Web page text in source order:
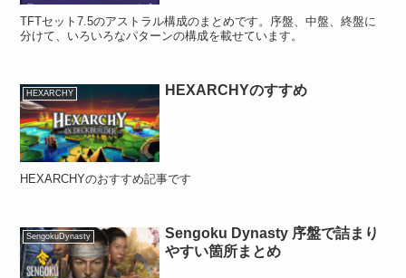
TFTセット7.5のアストラル構成のまとめです。序盤、中盤、終盤に
分けて、いろいろなパターンの構成を載せています。
HEXARCHY HEXARCHYのすすめ
HEXARCHYのおすすめ記事です
SengokuDynasty
Sengoku Dynasty 序盤で詰まり
やすい箇所まとめ